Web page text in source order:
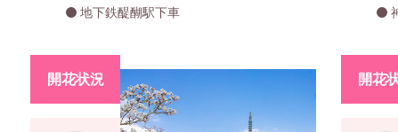
地下鉄醍醐駅下車
開花状況 開花